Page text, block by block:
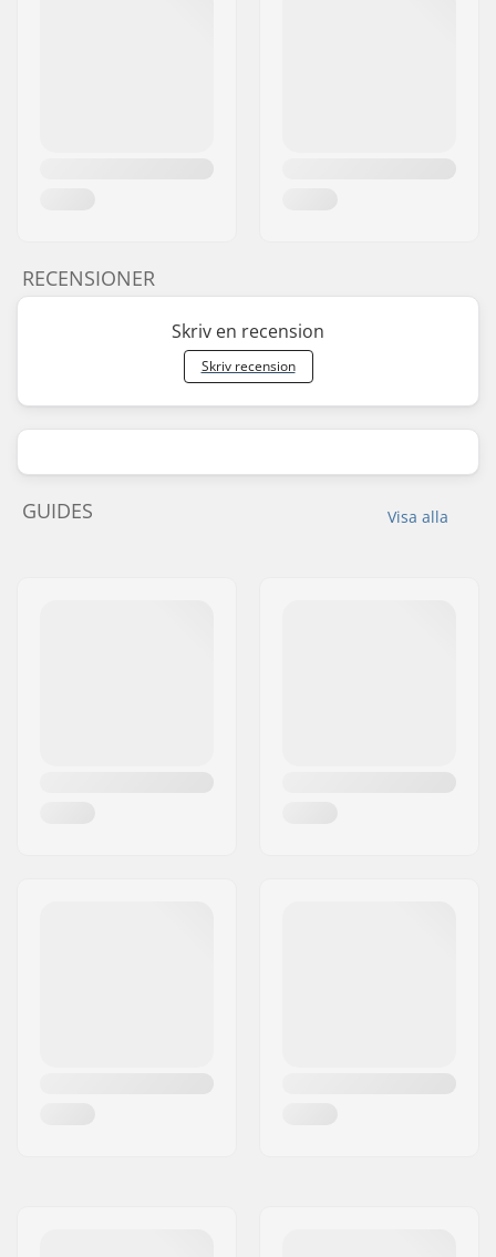
RECENSIONER
Skriv en recension
Skriv recension
Visa alla
GUIDES